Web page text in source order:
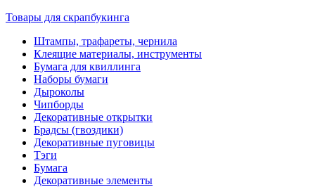
Товары для скрапбукинга
Штампы, трафареты, чернила
Клеящие материалы, инструменты
Бумага для квиллинга
Наборы бумаги
Дыроколы
Чипборды
Декоративные открытки
Брадсы (гвоздики)
Декоративные пуговицы
Тэги
Бумага
Декоративные элементы